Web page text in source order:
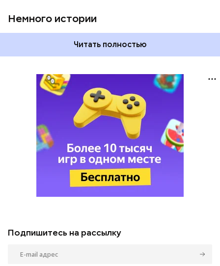
Немного истории
Читать полностью
Подпишитесь на рассылку